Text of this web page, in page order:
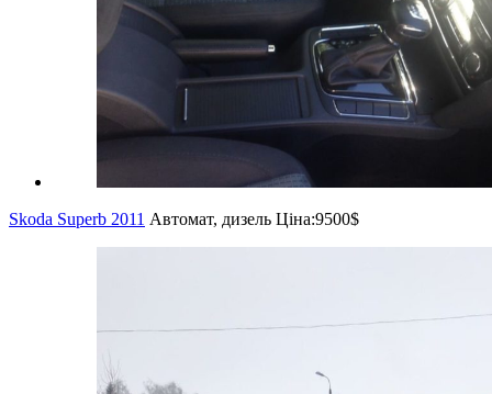
Skoda Superb 2011 Автомат, дизель Ціна:9500$